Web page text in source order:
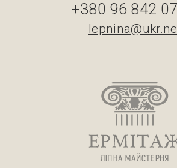
+380 96 842